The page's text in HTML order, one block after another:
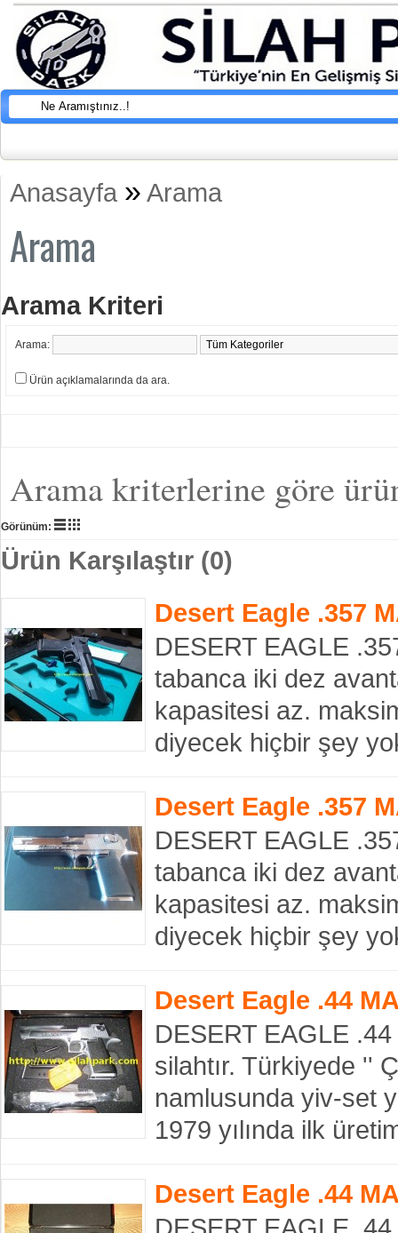
Anasayfa » Arama
Arama
Arama Kriteri
Arama:
Ürün açıklamalarında da ara.
Arama kriterlerine göre
Görünüm:
Ürün Karşılaştır (0)
Desert Eagle .357
DESERT EAGLE
tabanca iki dez
kapasitesi az.
diyecek hiçbir şey
Desert Eagle .357
DESERT EAGLE
tabanca iki dez
kapasitesi az.
diyecek hiçbir şey
Desert Eagle .44
DESERT EAGLE
silahtır. Türkiyede ''
namlusunda yiv-set
1979 yılında ilk
Desert Eagle .44